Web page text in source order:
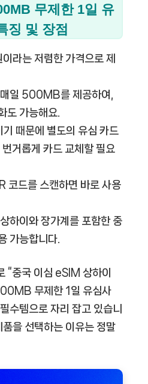
무제한 1일 유
징 및 장점
라는 저렴한 가격으로 제
매일 500MB를 제공하여,
도 가능해요.
때문에 별도의 유심 카드
거롭게 카드 교체할 필요
코드를 스캔하면 바로 사용
상하이와 장가계를 포함한 중
가능합니다.
“중국 이심 eSIM 상하이
무제한 1일 유심사
수템으로 자리 잡고 있습니
을 선택하는 이유는 정말